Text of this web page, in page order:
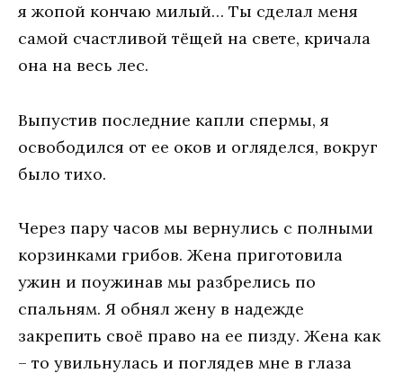
я жопой кончаю милый… Ты сделал меня
самой счастливой тёщей на свете, кричала
она на весь лес.
Выпустив последние капли спермы, я
освободился от ее оков и огляделся, вокруг
было тихо.
Через пару часов мы вернулись с полными
корзинками грибов. Жена приготовила
ужин и поужинав мы разбрелись по
спальням. Я обнял жену в надежде
закрепить своё право на ее пизду. Жена как
– то увильнулась и поглядев мне в глаза